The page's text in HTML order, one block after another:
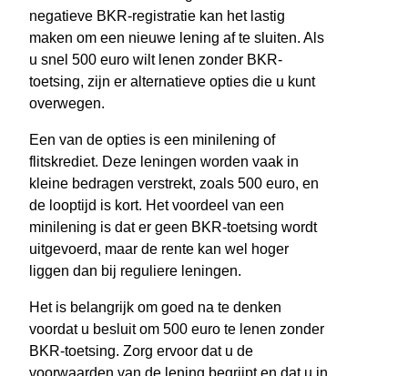
negatieve BKR-registratie kan het lastig
maken om een nieuwe lening af te sluiten. Als
u snel 500 euro wilt lenen zonder BKR-
toetsing, zijn er alternatieve opties die u kunt
overwegen.
Een van de opties is een minilening of
flitskrediet. Deze leningen worden vaak in
kleine bedragen verstrekt, zoals 500 euro, en
de looptijd is kort. Het voordeel van een
minilening is dat er geen BKR-toetsing wordt
uitgevoerd, maar de rente kan wel hoger
liggen dan bij reguliere leningen.
Het is belangrijk om goed na te denken
voordat u besluit om 500 euro te lenen zonder
BKR-toetsing. Zorg ervoor dat u de
voorwaarden van de lening begrijpt en dat u in